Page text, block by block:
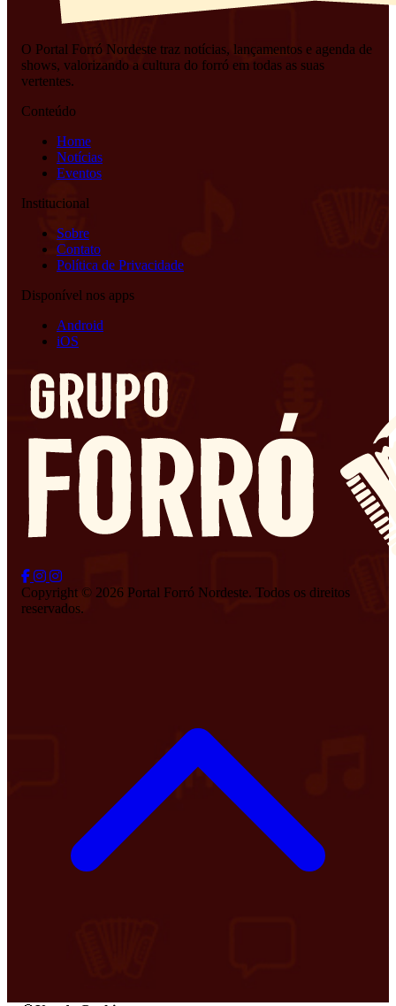
O Portal Forró Nordeste traz notícias, lançamentos e agenda de
shows, valorizando a cultura do forró em todas as suas
vertentes.
Conteúdo
Home
Notícias
Eventos
Institucional
Sobre
Contato
Política de Privacidade
Disponível nos apps
Android
iOS
Copyright © 2026 Portal Forró Nordeste. Todos os direitos
reservados.